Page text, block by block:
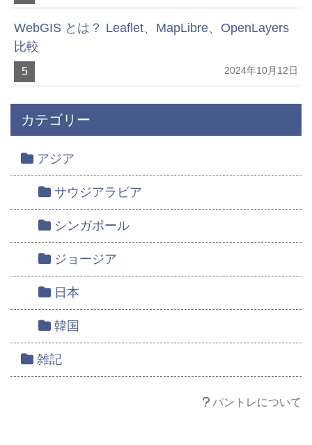
WebGIS とは？ Leaflet、MapLibre、OpenLayers
比較
5 2024年10月12日
カテゴリー
アジア
サウジアラビア
シンガポール
ジョージア
日本
韓国
雑記
パントレについて